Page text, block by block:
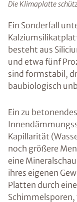
Die Klimaplatte
Ein Sonderfall
besteht aus
und etwa fünf
sind formstabil,
baubiologisch
Ein zu
Kapillarität
noch größere
eine
ihres eigenen
Platten durch
Schimmelsporen,